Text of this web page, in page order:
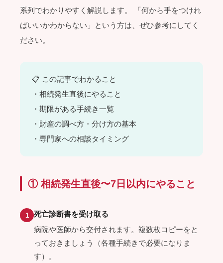
系列でわかりやすく解説します。 「何から手をつけれ
ばいいかわからない」という方は、ぜひ参考にしてく
ださい。
📋 この記事でわかること
・相続発生直後にやること
・期限がある手続き一覧
・財産の調べ方・分け方の基本
・専門家への相談タイミング
① 相続発生直後〜7日以内にやること
1
死亡診断書を受け取る
病院や医師から交付されます。複数枚コピーをと
っておきましょう（各種手続きで必要になりま
す）。